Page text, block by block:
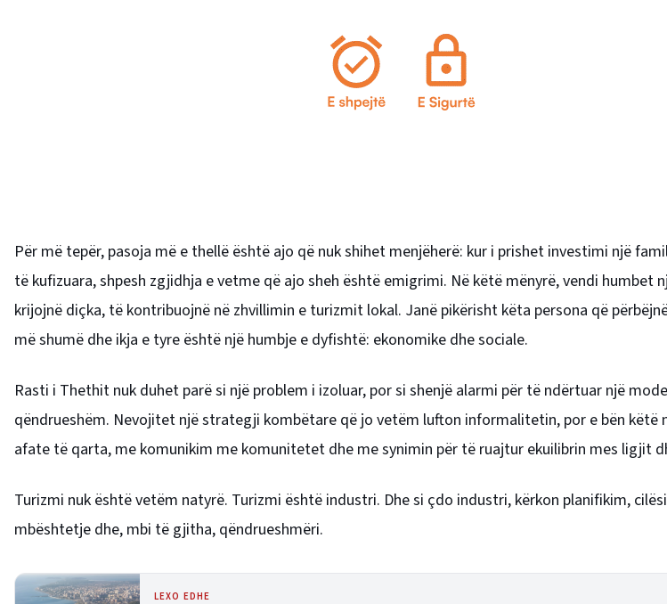
Për më tepër, pasoja më e thellë është ajo që nuk shihet menjëherë: kur i prishet investimi një
të kufizuara, shpesh zgjidhja e vetme që ajo sheh është emigrimi. Në këtë mënyrë, vendi humbet
krijojnë diçka, të kontribuojnë në zhvillimin e turizmit lokal. Janë pikërisht këta persona që
më shumë dhe ikja e tyre është një humbje e dyfishtë: ekonomike dhe sociale.
Rasti i Thethit nuk duhet parë si një problem i izoluar, por si shenjë alarmi për të ndërtuar një
qëndrueshëm. Nevojitet një strategji kombëtare që jo vetëm lufton informalitetin, por e bën këtë
afate të qarta, me komunikim me komunitetet dhe me synimin për të ruajtur ekuilibrin mes ligjit
Turizmi nuk është vetëm natyrë. Turizmi është industri. Dhe si çdo industri, kërkon planifikim,
mbështetje dhe, mbi të gjitha, qëndrueshmëri.
LEXO EDHE